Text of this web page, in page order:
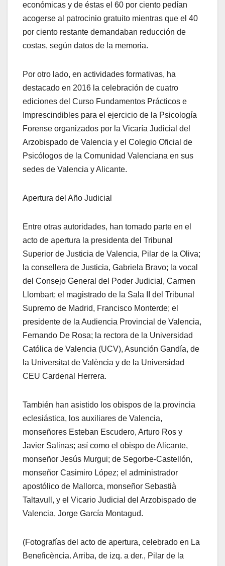
económicas y de éstas el 60 por ciento pedían
acogerse al patrocinio gratuito mientras que el 40
por ciento restante demandaban reducción de
costas, según datos de la memoria.
Por otro lado, en actividades formativas, ha
destacado en 2016 la celebración de cuatro
ediciones del Curso Fundamentos Prácticos e
Imprescindibles para el ejercicio de la Psicología
Forense organizados por la Vicaría Judicial del
Arzobispado de Valencia y el Colegio Oficial de
Psicólogos de la Comunidad Valenciana en sus
sedes de Valencia y Alicante.
Apertura del Año Judicial
Entre otras autoridades, han tomado parte en el
acto de apertura la presidenta del Tribunal
Superior de Justicia de Valencia, Pilar de la Oliva;
la consellera de Justicia, Gabriela Bravo; la vocal
del Consejo General del Poder Judicial, Carmen
Llombart; el magistrado de la Sala II del Tribunal
Supremo de Madrid, Francisco Monterde; el
presidente de la Audiencia Provincial de Valencia,
Fernando De Rosa; la rectora de la Universidad
Católica de Valencia (UCV), Asunción Gandía, de
la Universitat de València y de la Universidad
CEU Cardenal Herrera.
También han asistido los obispos de la provincia
eclesiástica, los auxiliares de Valencia,
monseñores Esteban Escudero, Arturo Ros y
Javier Salinas; así como el obispo de Alicante,
monseñor Jesús Murgui; de Segorbe-Castellón,
monseñor Casimiro López; el administrador
apostólico de Mallorca, monseñor Sebastià
Taltavull, y el Vicario Judicial del Arzobispado de
Valencia, Jorge García Montagud.
(Fotografías del acto de apertura, celebrado en La
Beneficència. Arriba, de izq. a der., Pilar de la